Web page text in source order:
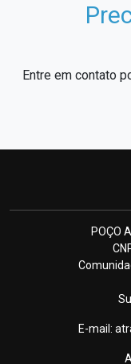
Entre em contato
POÇO
E-mail: